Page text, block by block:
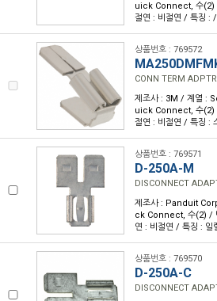
uick Connect, 수(2)
절연 : 비절연 / 특징 :
상품번호 : 769572
CONN TERM
제조사 : 3M / 계열 :
uick Connect, 수(2)
절연 : 비절연 / 특징 :
상품번호 : 769571
D-250A-M
DISCONNECT
제조사 : Panduit
ck Connect, 수(2) /
연 : 비절연 / 특징 : 일
상품번호 : 769570
D-250A-C
DISCONNECT